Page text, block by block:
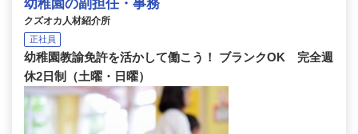
幼稚園の副担任・事務
クズオカ人材紹介所
正社員
幼稚園教諭免許を活かして働こう！ ブランクOK 完全週
休2日制（土曜・日曜）